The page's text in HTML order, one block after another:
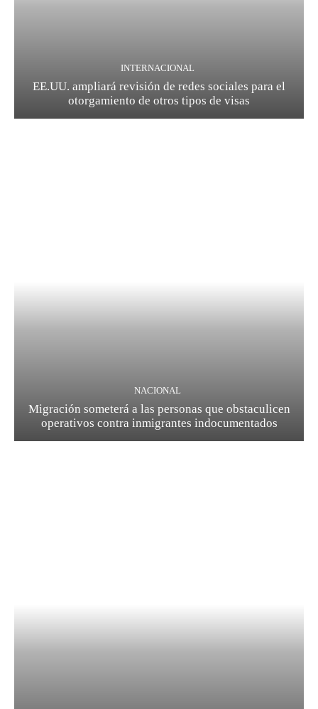
INTERNACIONAL
EE.UU. ampliará revisión de redes sociales para el
otorgamiento de otros tipos de visas
NACIONAL
Migración someterá a las personas que obstaculicen
operativos contra inmigrantes indocumentados